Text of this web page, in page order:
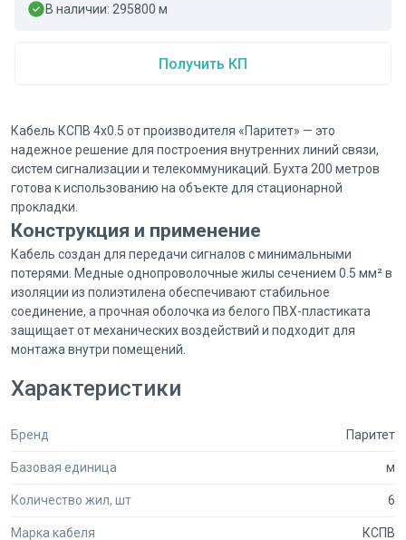
В наличии: 295800 м
Получить КП
Кабель КСПВ 4x0.5 от производителя «Паритет» — это
надежное решение для построения внутренних линий связи,
систем сигнализации и телекоммуникаций. Бухта 200 метров
готова к использованию на объекте для стационарной
прокладки.
Конструкция и применение
Кабель создан для передачи сигналов с минимальными
потерями. Медные однопроволочные жилы сечением 0.5 мм² в
изоляции из полиэтилена обеспечивают стабильное
соединение, а прочная оболочка из белого ПВХ-пластиката
защищает от механических воздействий и подходит для
монтажа внутри помещений.
Secumarket
поставщиков оборудования для безопасности. Мы понимаем,
что специалисты отрасли работают с оптовыми закупками, а
Широкий профильный ассортимент: в каталоге представлено
Характеристики
Бренд Паритет
Базовая единица м
Количество жил, шт 6
Марка кабеля КСПВ